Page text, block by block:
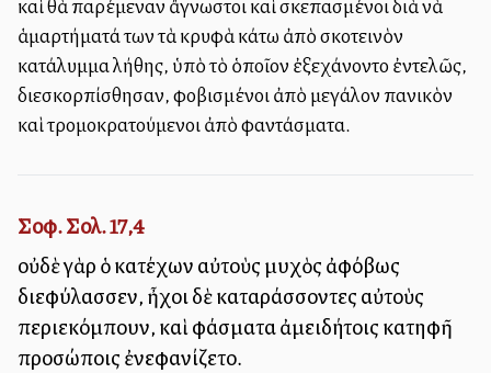
ἁμαρτήματά των τὰ κρυφὰ κάτω ἀπὸ σκοτεινὸν
κατάλυμμα λήθης, ὑπὸ τὸ ὁποῖον ἐξεχάνοντο ἐντελῶς,
διεσκορπίσθησαν, φοβισμένοι ἀπὸ μεγάλον πανικὸν
καὶ τρομοκρατούμενοι ἀπὸ φαντάσματα.
Σοφ. Σολ. 17,4
οὐδὲ γὰρ ὁ κατέχων αὐτοὺς μυχὸς ἀφόβως
διεφύλασσεν, ἦχοι δὲ καταράσσοντες αὐτοὺς
περιεκόμπουν, καὶ φάσματα ἀμειδήτοις κατηφῆ
προσώποις ἐνεφανίζετο.